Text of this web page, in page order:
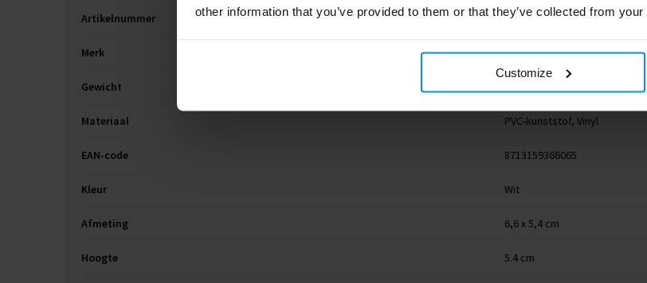
other information that you’ve provided to them or that they’ve collected from
Customize
Artikelnummer 1PR03801
Merk RFX™
Gewicht
Materiaal PVC-kunststof, Vinyl
EAN-code 8713159366065
Kleur Wit
Afmeting 6,6 x 5,4 cm
Hoogte 5.4 cm